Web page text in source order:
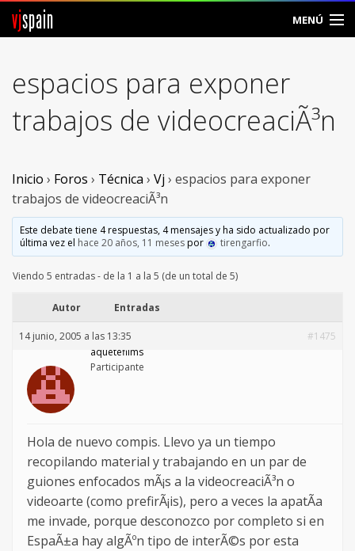
vjspain MENÚ
Foros
Noticias
Vjspain
Ayuda
Contacto
Entrar
espacios para exponer
trabajos de videocreaciÃ³n
Inicio › Foros › Técnica › Vj › espacios para exponer
trabajos de videocreaciÃ³n
Este debate tiene 4 respuestas, 4 mensajes y ha sido actualizado por
última vez el hace 20 años, 11 mesespor tirengarfio.
Viendo 5 entradas - de la 1 a la 5 (de un total de 5)
Autor Entradas
14 junio, 2005 a las 13:35
#1475
aquetefilms
Participante
Hola de nuevo compis. Llevo ya un tiempo
recopilando material y trabajando en un par de
guiones enfocados mÃ¡s a la videocreaciÃ³n o
videoarte (como prefirÃ¡is), pero a veces la apatÃ­a
me invade, porque desconozco por completo si en
EspaÃ±a hay algÃºn tipo de interÃ©s por esta